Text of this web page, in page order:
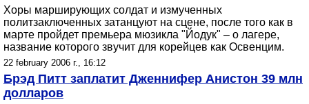
Хоры марширующих солдат и измученных
политзаключенных затанцуют на сцене, после того как в
марте пройдет премьера мюзикла "Йодук" – о лагере,
название которого звучит для корейцев как Освенцим.
22 february 2006 г., 16:12
Брэд Питт заплатит Дженнифер Анистон 39 млн
долларов